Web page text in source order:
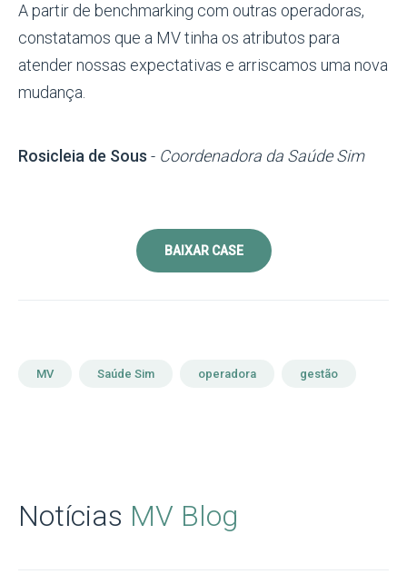
A partir de benchmarking com outras operadoras,
constatamos que a MV tinha os atributos para
atender nossas expectativas e arriscamos uma nova
mudança.
Rosicleia de Sous - Coordenadora da Saúde Sim
BAIXAR CASE
MV Saúde Sim operadora gestão
Notícias MV Blog